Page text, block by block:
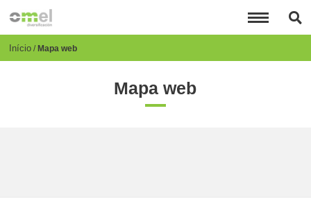
para
conteúdo
Breadcrumb
Início Mapa web
Mapa web